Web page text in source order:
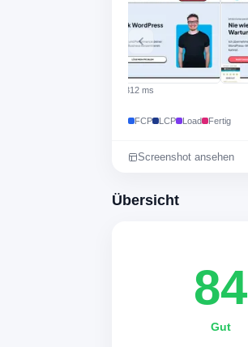
312 ms
FCP LCP Load Fertig
Screenshot ansehen
Übersicht
84
Gut